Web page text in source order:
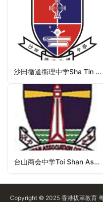
沙田循道衞理中学Sha Tin Methodist College（沙田区中学）
台山商会中学Toi Shan Association College（沙田区中学）
Copyright © 2025 香港拔萃教育